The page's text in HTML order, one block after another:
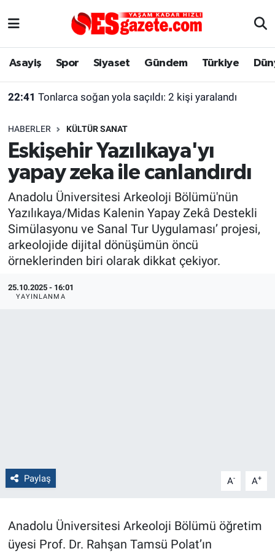
Asayiş Spor Siyaset Gündem Türkiye
22:41 Tonlarca soğan yola saçıldı: 2 kişi yaralandı
HABERLER KÜLTÜR SANAT
Eskişehir Yazılıkaya'yı
yapay zeka ile canlandırdı
Anadolu Üniversitesi Arkeoloji Bölümü'nün
Yazılıkaya/Midas Kalenin Yapay Zekâ Destekli
Simülasyonu ve Sanal Tur Uygulaması’ projesi,
arkeolojide dijital dönüşümün öncü
örneklerinden biri olarak dikkat çekiyor.
25.10.2025 - 16:01
YAYINLANMA
Paylaş A- A+
Anadolu Üniversitesi Arkeoloji Bölümü öğretim
üyesi Prof. Dr. Rahşan Tamsü Polat’ın
Asayiş
Gündem
Türkiye
Dünya
Sağlık
Alış-Veriş/İş dünyası
Yaşam
Eskişehirspor Arşivi
Eskişehir Arşivi
Röportaj
Ekonomi
Kültür Sanat
Politika
Yerel
Magazin
Bilim ve Teknoloji
Eskişehir Nöbetçi Eczaneler
Süper Lig Puan Durumu ve Fikstür
Tüm Manşetler
Son Dakika Haberleri
Haber Arşivi